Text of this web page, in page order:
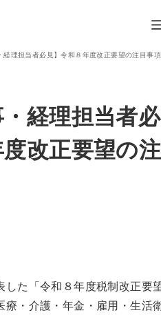
経理担当者必見】令和８年度改正要望の注目事項
・経理担当者必
改正要望の注
した「令和８年度税制改正要
療・介護・年金・雇用・生活